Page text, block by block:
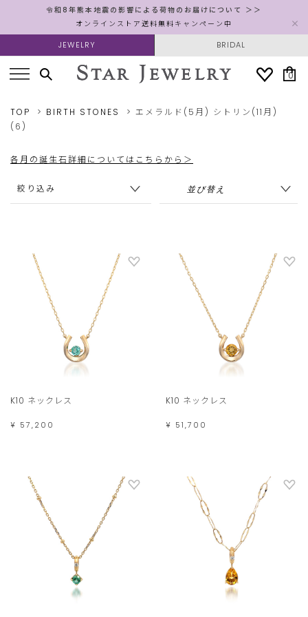
令和8年熊本地震の影響による荷物のお届けについて ＞＞
オンラインストア送料無料キャンペーン中
JEWELRY BRIDAL
0
TOP BIRTH STONES エメラルド(5月) シトリン(11月)
(6)
各月の誕生石詳細についてはこちらから＞
絞り込み
K10 ネックレス
¥ 57,200
K10 ネックレス
¥ 51,700